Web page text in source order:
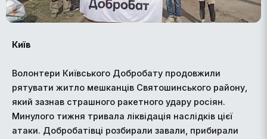
Київ
Волонтери Київського Добробату продовжили
рятувати житло мешканців Святошинського району,
який зазнав страшного ракетного удару росіян.
Минулого тижня тривала ліквідація наслідків цієї
атаки. Добробатівці розбирали завали, прибирали